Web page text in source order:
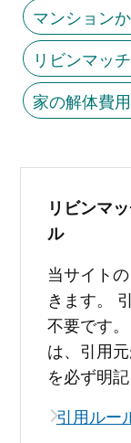
マンション
リビンマッ
家の解体費用
リビンマ
ル
当サイト
きます。
不要です
は、引用
を必ず明
引用ルー